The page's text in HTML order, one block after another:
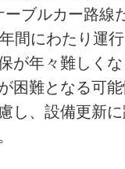
ブルカー路線
間にわたり運
が年々難しく
困難となる可
し、設備更新